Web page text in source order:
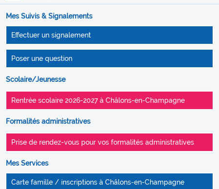
Mes Suivis & Signalements
Effectuer un signalement
Poser une question
Scolaire/Jeunesse
Rentrée scolaire 2026-2027 à Châlons-en-Champagne
Formalités administratives
Prise de rendez-vous pour vos formalités administratives
Mes Services
Carte famille / inscriptions à Châlons-en-Champagne